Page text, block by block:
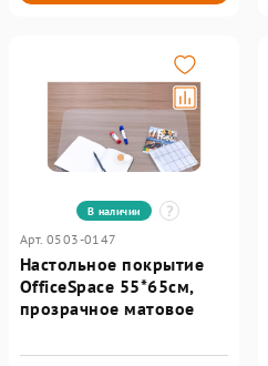
В наличии
Арт. 0503-0147
Настольное покрытие
OfficeSpace 55*65см,
прозрачное матовое